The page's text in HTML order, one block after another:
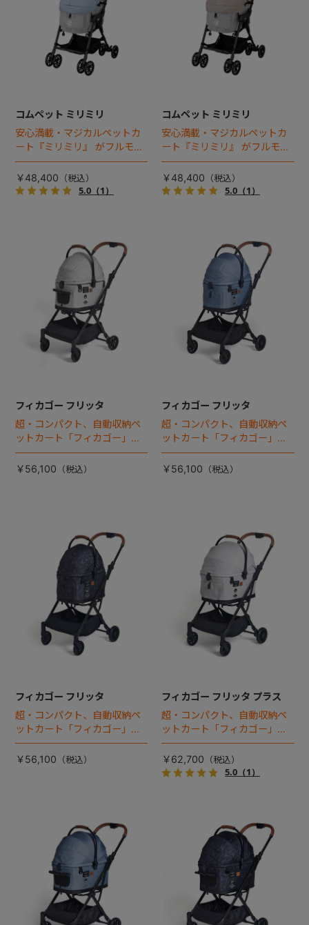
コムペット ミリミリ
安心満載・マジカルペットカ
ート『ミリミリ』 がフルモデ
ルチェンジ。 新機能「マジカ
ルフォールディング」搭載
￥48,400
5.0（1）
コムペット ミリミリ
安心満載・マジカルペットカ
ート『ミリミリ』 がフルモデ
ルチェンジ。 新機能「マジカ
ルフォールディング」搭載
￥48,400
5.0（1）
フィカゴー フリッタ
超・コンパクト、自動収納ペ
ットカート「フィカゴー」に
キャビン着脱タイプが新登
場！
￥56,100
フィカゴー フリッタ
超・コンパクト、自動収納ペ
ットカート「フィカゴー」に
キャビン着脱タイプが新登
場！
￥56,100
フィカゴー フリッタ
超・コンパクト、自動収納ペ
ットカート「フィカゴー」に
キャビン着脱タイプが新登
場！
￥56,100
フィカゴー フリッタ プラス
超・コンパクト、自動収納ペ
ットカート「フィカゴー」に
キャビン着脱タイプが新登
場！
￥62,700
5.0（1）